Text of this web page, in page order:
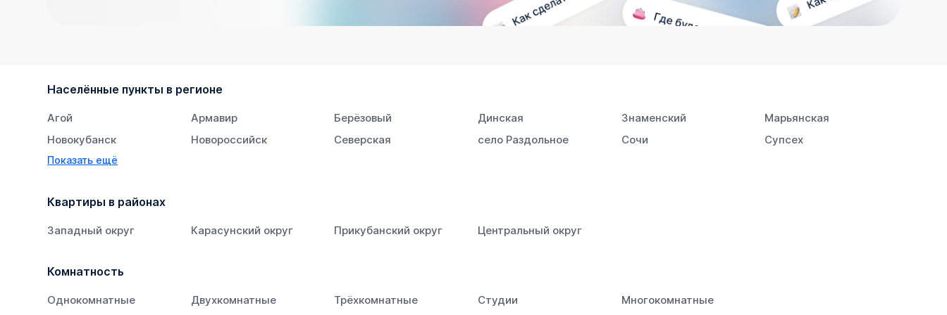
Населённые пункты в регионе
Агой Армавир Берёзовый Динская Знаменский
Марьянская
Новокубанск
Новороссийск Северская село Раздольное Сочи
Супсех
Тихорецк
Показать ещё
Квартиры в районах
Западный округ Карасунский округ Прикубанский округ Центральный округ
Комнатность
Однокомнатные Двухкомнатные Трёхкомнатные Студии Многокомнатные